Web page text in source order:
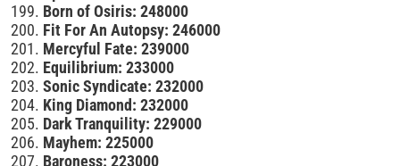
Born of Osiris: 248000
Fit For An Autopsy: 246000
Mercyful Fate: 239000
Equilibrium: 233000
Sonic Syndicate: 232000
King Diamond: 232000
Dark Tranquility: 229000
Mayhem: 225000
Baroness: 223000